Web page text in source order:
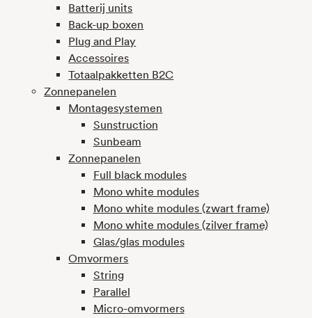
Batterij units
Back-up boxen
Plug and Play
Accessoires
Totaalpakketten B2C
Zonnepanelen
Montagesystemen
Sunstruction
Sunbeam
Zonnepanelen
Full black modules
Mono white modules
Mono white modules (zwart frame)
Mono white modules (zilver frame)
Glas/glas modules
Omvormers
String
Parallel
Micro-omvormers